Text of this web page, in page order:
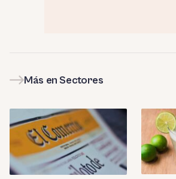
Más en Sectores